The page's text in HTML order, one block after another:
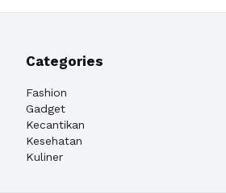
Categories
Fashion
Gadget
Kecantikan
Kesehatan
Kuliner